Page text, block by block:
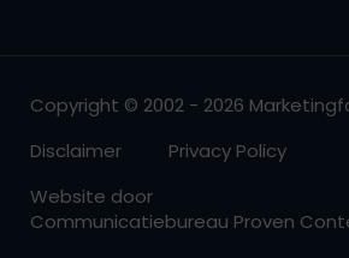
Copyright © 2002 - 2026
Disclaimer
Privacy Policy
Website door
Communicatiebureau Proven